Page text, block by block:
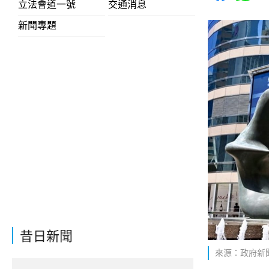
立法會道一號
交通消息
新聞專題
昔日新聞
來源：政府新